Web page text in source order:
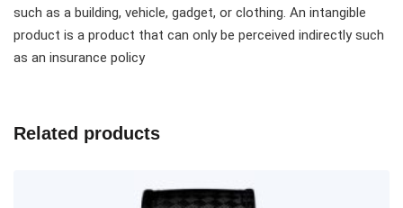
such as a building, vehicle, gadget, or clothing. An intangible
product is a product that can only be perceived indirectly such
as an insurance policy
Related products